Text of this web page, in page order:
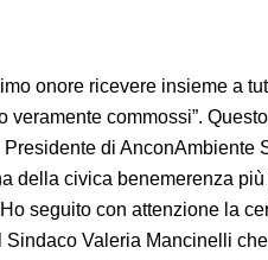
onore ricevere insieme a
veramente commossi”. Questo
di AnconAmbiente
della civica benemerenza
seguito con attenzione la
Valeria Mancinelli